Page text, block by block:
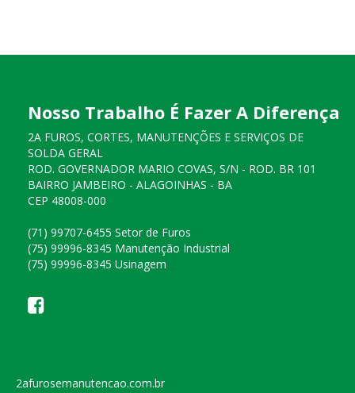
Nosso Trabalho É Fazer A Diferença
2A FUROS, CORTES, MANUTENÇÕES E SERVIÇOS DE
SOLDA GERAL
ROD. GOVERNADOR MARIO COVAS, S/N - ROD. BR 101
BAIRRO JAMBEIRO - ALAGOINHAS - BA
CEP 48008-000
(71) 99707-6455 Setor de Furos
(75) 99996-8345 Manutenção Industrial
(75) 99996-8345 Usinagem
2afurosemanutencao.com.br